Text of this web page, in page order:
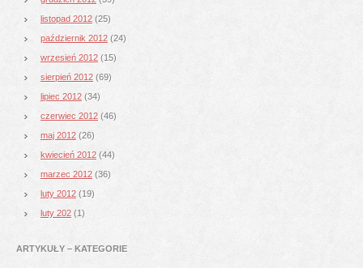
listopad 2012 (25)
październik 2012 (24)
wrzesień 2012 (15)
sierpień 2012 (69)
lipiec 2012 (34)
czerwiec 2012 (46)
maj 2012 (26)
kwiecień 2012 (44)
marzec 2012 (36)
luty 2012 (19)
luty 202 (1)
ARTYKUŁY – KATEGORIE